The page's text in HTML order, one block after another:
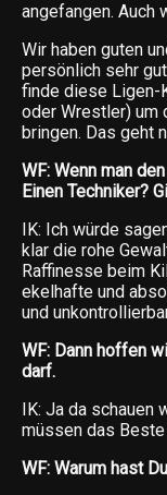
angefangen. Auch
Wir haben guten
persönlich sehr
finde diese Ligen-
oder Wrestler) um
bringen. Das geht
WF: Wenn man
Einen Techniker?
IK: Ich würde
klar die rohe
Raffinesse beim
ekelhafte und
und
WF: Dann hoffen
darf.
IK: Ja da schauen
müssen das
WF: Warum hast